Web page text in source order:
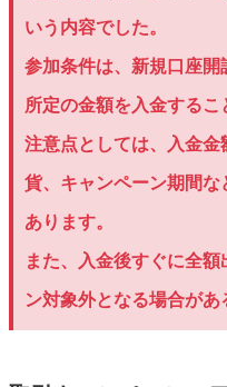
いう内容でした。
参加条件は、新規口座
所定の金額を入金するこ
注意点としては、入金
貨、キャンペーン期間
あります。
また、入金後すぐに全
ン対象外となる場合があ